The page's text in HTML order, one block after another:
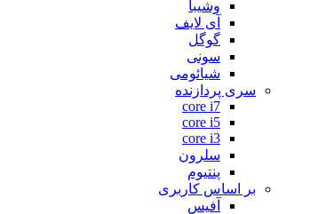
وشیبا
آی لایف
گوگل
سونی
شیائومی
سری پردازنده
core i7
core i5
core i3
سلرون
پنتیوم
بر اساس کاربری
آفیس